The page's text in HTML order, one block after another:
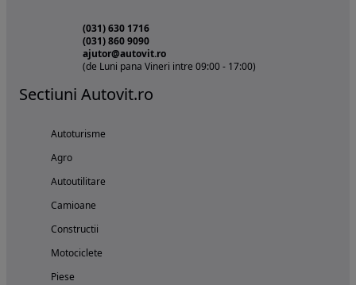
(031) 630 1716
(031) 860 9090
ajutor@autovit.ro
(de Luni pana Vineri intre 09:00 - 17:00)
Sectiuni Autovit.ro
Autoturisme
Agro
Autoutilitare
Camioane
Constructii
Motociclete
Piese